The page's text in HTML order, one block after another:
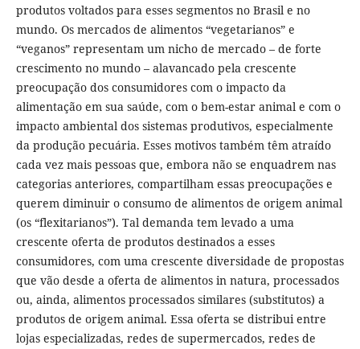
produtos voltados para esses segmentos no Brasil e no
mundo. Os mercados de alimentos “vegetarianos” e
“veganos” representam um nicho de mercado – de forte
crescimento no mundo – alavancado pela crescente
preocupação dos consumidores com o impacto da
alimentação em sua saúde, com o bem-estar animal e com o
impacto ambiental dos sistemas produtivos, especialmente
da produção pecuária. Esses motivos também têm atraído
cada vez mais pessoas que, embora não se enquadrem nas
categorias anteriores, compartilham essas preocupações e
querem diminuir o consumo de alimentos de origem animal
(os “flexitarianos”). Tal demanda tem levado a uma
crescente oferta de produtos destinados a esses
consumidores, com uma crescente diversidade de propostas
que vão desde a oferta de alimentos in natura, processados
ou, ainda, alimentos processados similares (substitutos) a
produtos de origem animal. Essa oferta se distribui entre
lojas especializadas, redes de supermercados, redes de